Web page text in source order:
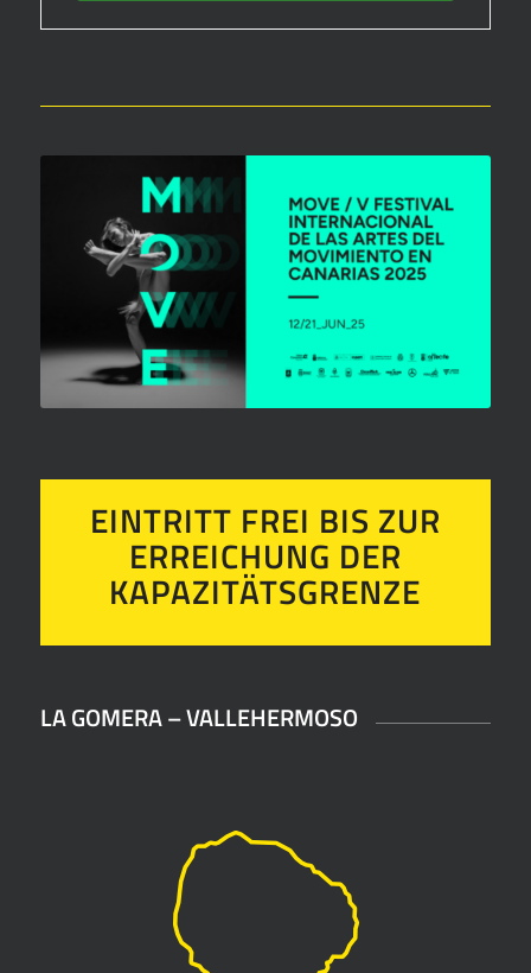
EINTRITT FREI BIS ZUR
ERREICHUNG DER
KAPAZITÄTSGRENZE
LA GOMERA – VALLEHERMOSO